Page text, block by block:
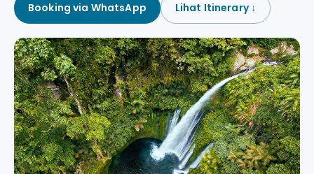
Booking via WhatsApp Lihat Itinerary ↓